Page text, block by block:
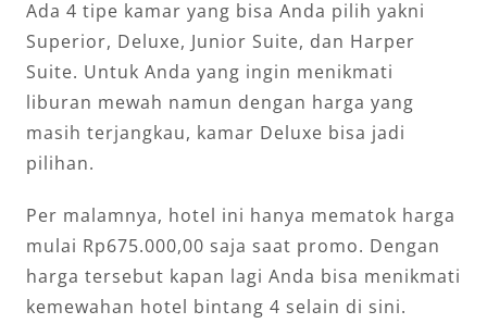
Ada 4 tipe kamar yang bisa Anda pilih yakni
Superior, Deluxe, Junior Suite, dan Harper
Suite. Untuk Anda yang ingin menikmati
liburan mewah namun dengan harga yang
masih terjangkau, kamar Deluxe bisa jadi
pilihan.
Per malamnya, hotel ini hanya mematok harga
mulai Rp675.000,00 saja saat promo. Dengan
harga tersebut kapan lagi Anda bisa menikmati
kemewahan hotel bintang 4 selain di sini.